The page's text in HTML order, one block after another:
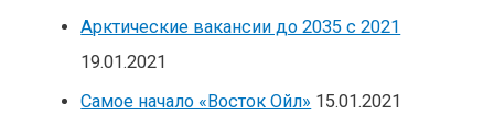
Арктические вакансии до 2035 с 2021
19.01.2021
Самое начало «Восток Ойл» 15.01.2021